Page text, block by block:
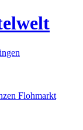
Flohmarkt